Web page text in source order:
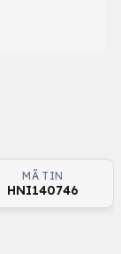
MÃ TIN
HNI140746